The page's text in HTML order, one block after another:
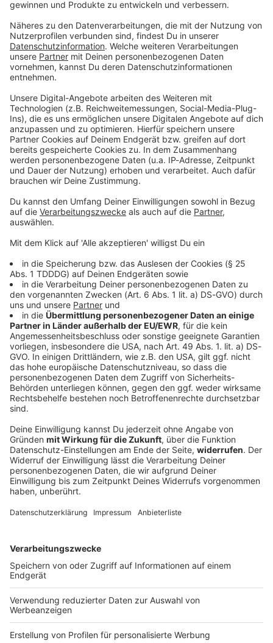
Du möchtest uns etwas sagen?
Kontaktformular
Sprachnachricht
© dpa-infocom, dpa:260628-930-298017/1
DAS KÖNNTE DICH AUCH INTERESSIEREN
Bayern
leicht erhöht
Die Gesundheitsministerin rät zur Impfung. Der
gesamte Freistaat Bayern gilt als Risikogebiet.
DEINE GEMERKTEN ARTIKEL
Du hast dir noch keine Artikel gemerkt
Markiere sie hierfür mit einem